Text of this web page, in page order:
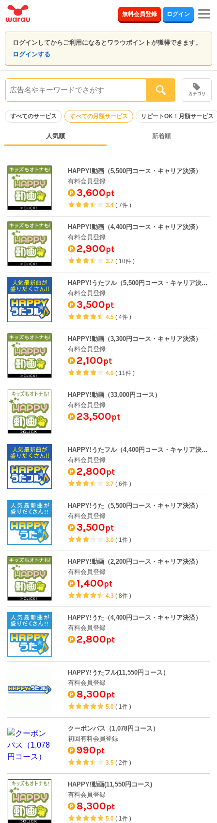
無料会員登録 ログイン
ログインしてからご利用になるとワラウポイントが獲得できます。
ログインする
すべてのサービス すべての月額サービス リピートOK！月額サービス
人気順 新着順
HAPPY!動画（5,500円コース・キャリア決済）
有料会員登録
3,600pt
3.4(7件 )
HAPPY!動画（4,400円コース・キャリア決済）
有料会員登録
2,900pt
3.7( 10件 )
HAPPY!うたフル（5,500円コース・キャリア決済）
有料会員登録
3,500pt
4.5(4件 )
HAPPY!動画（3,300円コース・キャリア決済）
有料会員登録
2,100pt
4.0( 11件 )
HAPPY!動画（33,000円コース）
有料会員登録
23,500pt
HAPPY!うたフル（4,400円コース・キャリア決済）
有料会員登録
2,800pt
3.7(6件 )
HAPPY!うた（5,500円コース・キャリア決済）
有料会員登録
3,500pt
3.0( 1件 )
HAPPY!動画（2,200円コース・キャリア決済）
有料会員登録
1,400pt
4.3(8件 )
HAPPY!うた（4,400円コース・キャリア決済）
有料会員登録
2,800pt
HAPPY!うたフル(11,550円コース）
有料会員登録
8,300pt
5.0( 1件 )
クーポンパス（1,078円コース）
初回有料会員登録
990pt
3.5(2件 )
HAPPY!動画(11,550円コース)
有料会員登録
8,300pt
5.0( 1件 )